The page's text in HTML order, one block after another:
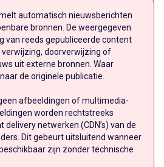
automatisch nieuwsberichten
bronnen. De weergegeven
van reeds gepubliceerde content
doorverwijzing of
uit externe bronnen. Waar
de originele publicatie.
afbeeldingen of multimedia-
worden rechtstreeks
netwerken (CDN’s) van de
Dit gebeurt uitsluitend wanneer
zijn zonder technische